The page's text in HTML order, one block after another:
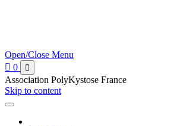
Open/Close Menu
 0 
Association PolyKystose France
Skip to content